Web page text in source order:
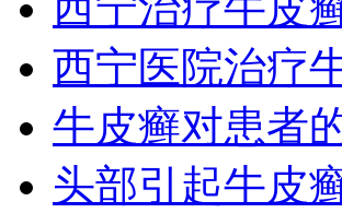
西宁医院治疗
牛皮癣对患者
头部引起牛皮